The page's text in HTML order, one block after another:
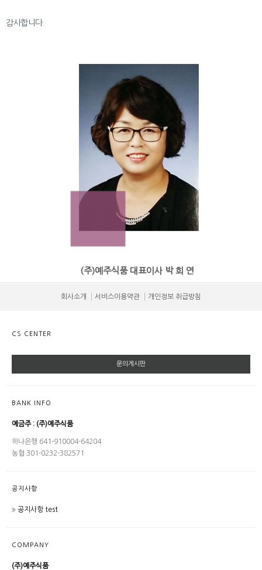
감사합니다.
(주)예주식품 대표이사 박 희 연
회사소개 서비스이용약관 개인정보 취급방침
CS CENTER
문의게시판
BANK INFO
예금주 : (주)예주식품
하나은행 641-910004-64204
농협 301-0232-382571
공지사항
공지사항 test
COMPANY
(주)예주식품